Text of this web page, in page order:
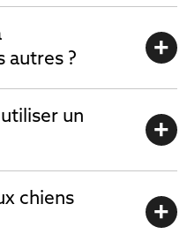
autres ?
un
chiens